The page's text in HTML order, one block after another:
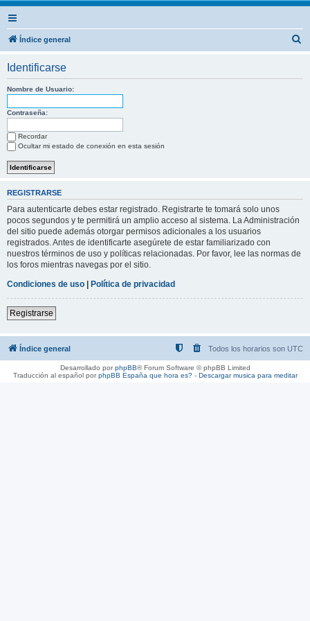
Índice general
Identificarse
Nombre de Usuario:
Contraseña:
Recordar
Ocultar mi estado de conexión en esta sesión
REGISTRARSE
Para autenticarte debes estar registrado. Registrarte te tomará solo unos
pocos segundos y te permitirá un amplio acceso al sistema. La Administración
del sitio puede además otorgar permisos adicionales a los usuarios
registrados. Antes de identificarte asegúrete de estar familiarizado con
nuestros términos de uso y políticas relacionadas. Por favor, lee las normas de
los foros mientras navegas por el sitio.
Condiciones de uso | Política de privacidad
Registrarse
Índice general Todos los horarios son UTC
Desarrollado porphpBB® Forum Software © phpBB Limited
Traducción al español porphpBB España que hora es?- Descargar musica para meditar